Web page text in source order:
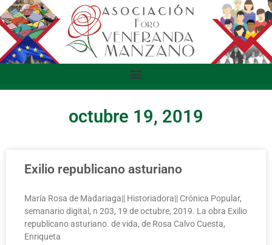
octubre 19, 2019
Exilio republicano asturiano
María Rosa de Madariaga|| Historiadora|| Crónica Popular,
semanario digital, n 203, 19 de octubre, 2019. La obra Exilio
republicano asturiano. de vida, de Rosa Calvo Cuesta,
Enriqueta